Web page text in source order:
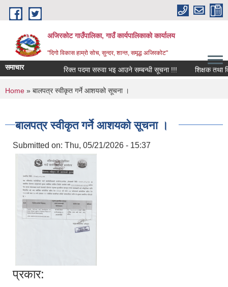
Skip to main content
अजिरकोट गाउँपालिका, गाउँ कार्यपालिकाको कार्यालय
"दिगो विकास हाम्रो सोच, सुन्दर, शान्त, समृद्ध अजिरकोट"
समाचार रिक्त पदमा सरुवा भइ आउने सम्बन्धी सूचना !!! शिक्षक तथा
You are here
Home » बालपत्र स्वीकृत गर्ने आशयको सूचना ।
बालपत्र स्वीकृत गर्ने आशयको सूचना ।
Submitted on: Thu, 05/21/2026 - 15:37
प्रकार: